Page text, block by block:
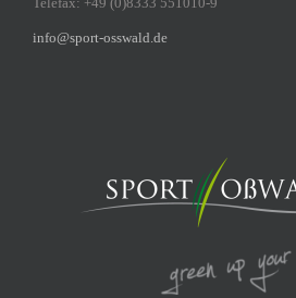
info@sport-osswald.de